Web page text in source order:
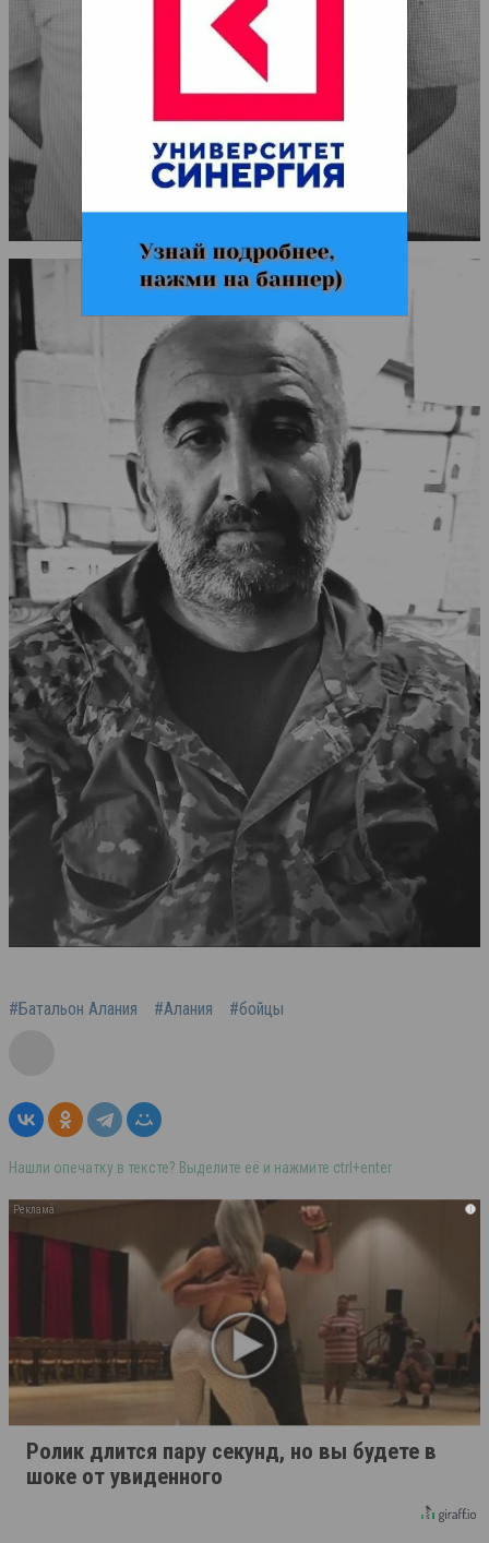
#Батальон Алания #Алания #бойцы
Нашли опечатку в тексте? Выделите её и нажмите ctrl+enter
i
Ролик длится пару секунд, но вы будете в
шоке от увиденного